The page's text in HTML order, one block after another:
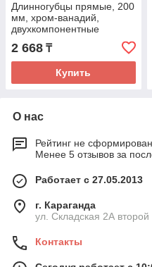
Длинногубцы прямые, 200
мм, хром-ванадий,
двухкомпонентные
рукоятки// Matrix
2 668 ₸
Купить
О нас
Рейтинг не сформирован
Менее 5 отзывов за
Работает с 27.05.2013
г. Караганда
ул. Складская 2А второй
Контакты